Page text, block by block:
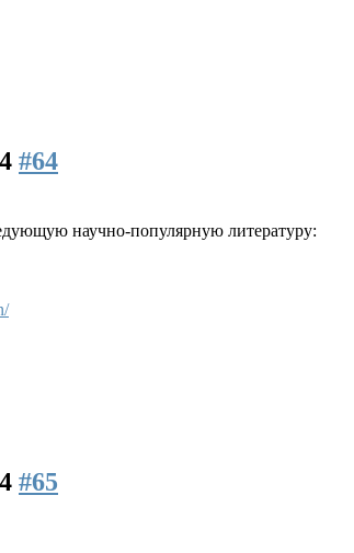
#64
научно-популярную литературу:
#65